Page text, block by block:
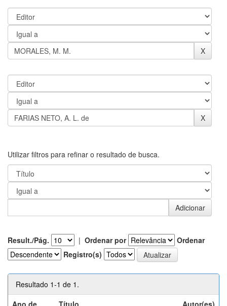
Utilizar filtros para refinar o resultado de busca.
Result./Pág. | Ordenar por
Ordenar
Registro(s)
Resultado 1-1 de 1.
Ano de
Título Autor(es)